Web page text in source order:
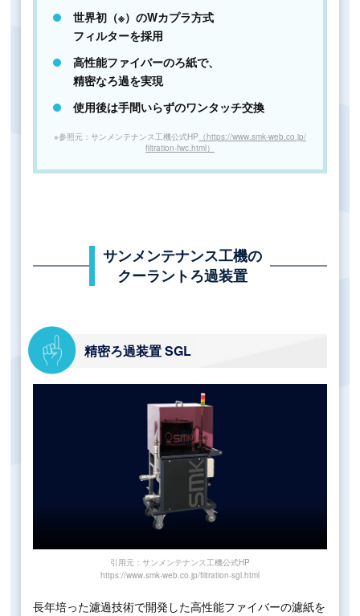
世界初（※）のWカプラ方式
フィルターを採用
高性能ファイバーのろ紙で、
精密なろ過を実現
使用後は手間いらずのワンタッチ交換
※参照元：サンメンテナンス工機公式HP （https://www.smk-web.co.jp/
filtration-fwc.html）
サンメンテナンス工機の
クーラントろ過装置
精密ろ過装置 SGL
引用元：サンメンテナンス工機公式HP
https://www.smk-web.co.jp/filtration-sgl.html
長年培った濾過技術で開発した高性能ファイバーの濾紙を